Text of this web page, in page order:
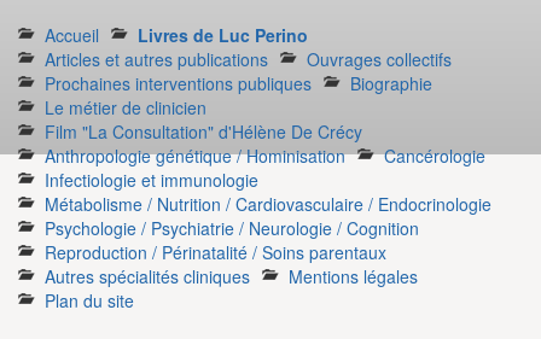
Accueil
Livres de Luc Perino
Articles et autres publications
Ouvrages collectifs
Prochaines interventions publiques
Biographie
Le métier de clinicien
Film "La Consultation" d'Hélène De Crécy
Anthropologie génétique / Hominisation
Cancérologie
Infectiologie et immunologie
Métabolisme / Nutrition / Cardiovasculaire / Endocrinologie
Psychologie / Psychiatrie / Neurologie / Cognition
Reproduction / Périnatalité / Soins parentaux
Autres spécialités cliniques
Mentions légales
Plan du site